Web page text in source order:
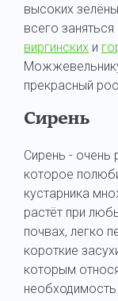
высоких
всего
виргинских и
прекрасный
Сирень
Сирень - очень
которое
кустарника
растёт при
почвах, легко
короткие
которым